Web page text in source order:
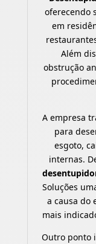
oferecendo
em
Além
obstrução
A empresa
para
esgoto,
internas.
Soluções
a causa do
mais
Outro ponto